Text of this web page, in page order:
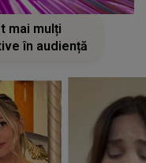
mai mulți
în audiență